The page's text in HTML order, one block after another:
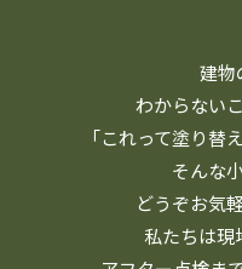
建物
わからない
「これって塗り替
そんな
どうぞお気
私たちは現